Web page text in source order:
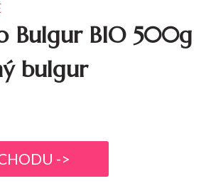
Bulgur BIO 500g
bulgur
->